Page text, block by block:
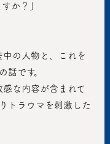
か？」
話です。
トラウマを刺激した